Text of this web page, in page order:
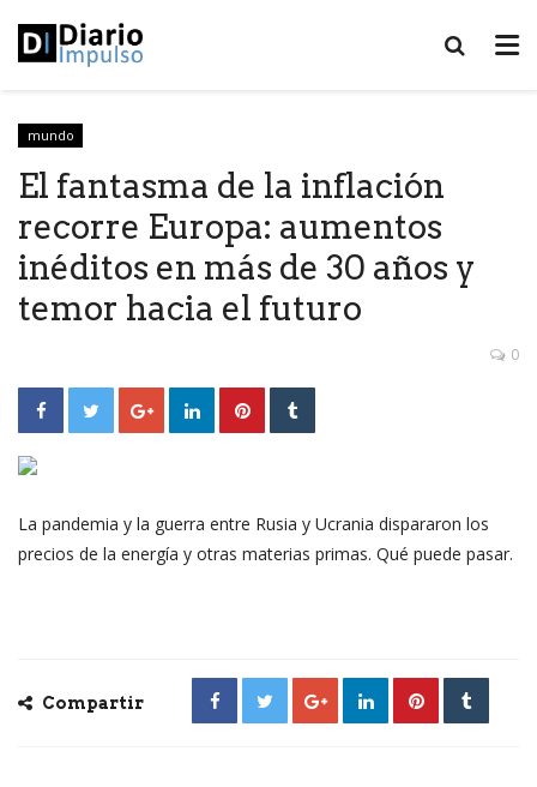
mundo
El fantasma de la inflación
recorre Europa: aumentos
inéditos en más de 30 años y
temor hacia el futuro
0
La pandemia y la guerra entre Rusia y Ucrania dispararon los
precios de la energía y otras materias primas. Qué puede pasar.
Compartir